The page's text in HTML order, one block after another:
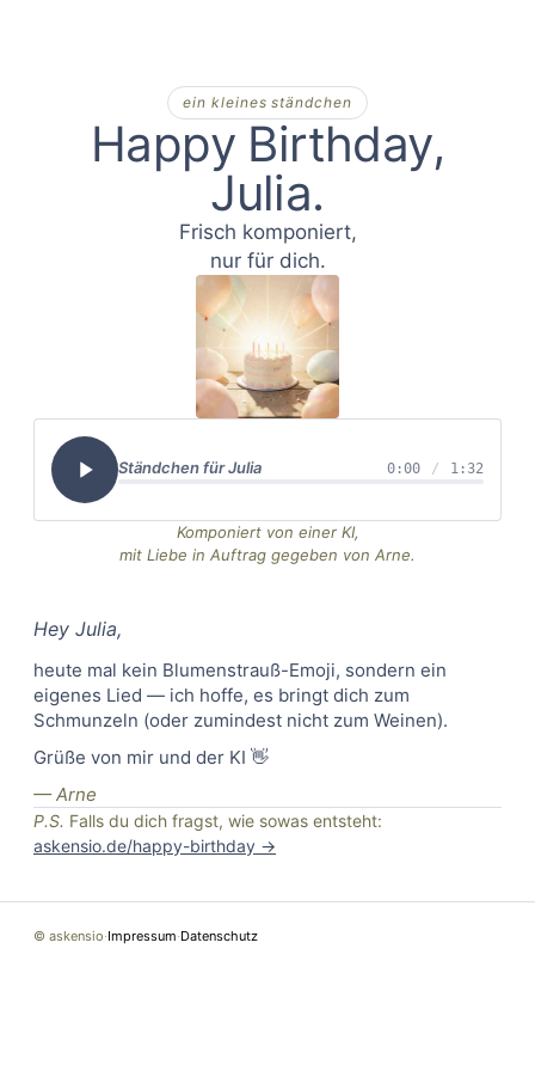
ein kleines ständchen
Happy Birthday,
Julia
Frisch komponiert,
nur für dich.
Ständchen fürJulia 0:00 / 1:32
Komponiert von einer KI,
mit Liebe in Auftrag gegeben von Arne.
Hey Julia,
heute mal kein Blumenstrauß-Emoji, sondern ein
eigenes Lied — ich hoffe, es bringt dich zum
Schmunzeln (oder zumindest nicht zum Weinen).
Grüße von mir und der KI 👋
— Arne
P.S. Falls du dich fragst, wie sowas entsteht:
askensio.de/happy-birthday →
© askensio·Impressum·Datenschutz